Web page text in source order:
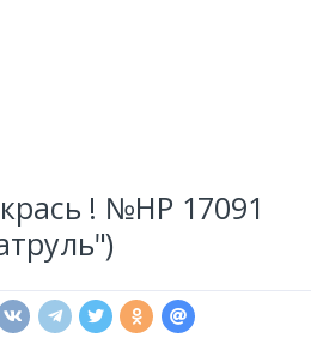
! №НР 17091